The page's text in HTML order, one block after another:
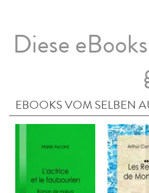
Diese
EBOOKS VOM SELBEN